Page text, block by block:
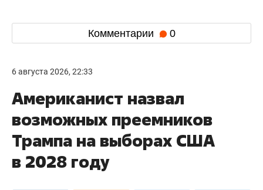
Комментарии 0
6 августа 2026, 22:33
Американист назвал
возможных преемников
Трампа на выборах США
в 2028 году